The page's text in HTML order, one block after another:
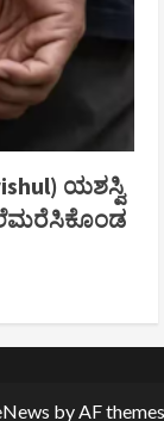
ಯಶಸ್ವಿ
by AF